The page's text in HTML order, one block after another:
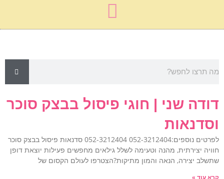
דודה שני | חוגי פיסול בבצק סוכר
וסדנאות
לפרטים נוספים:052-3212404 052-3212404 סדנאות פיסול בבצק סוכר
חוויה יצירתית, מהנה וטעימה לשלל גילאים מחפשים פעילות יוצאת דופן
שתשלב יצירה, הנאה והמון מתיקות?הצטרפו לעולם הקסום של
קרא עוד »